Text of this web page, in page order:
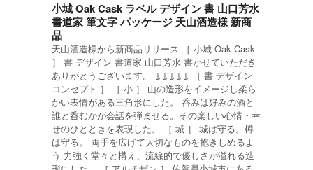
小城 Oak Cask ラベル デザイン 書 山口芳水
書道家 筆文字 パッケージ 天山酒造様 新商
品
天山酒造様から新商品リリース ［ 小城 Oak Cask
］ 書 デザイン 書道家 山口芳水 書かせていただき
ありがとうございます。 ↓↓↓↓↓ ［ 書 デザイン
コンセプト ］ ［ 小 ］ 山の造形をイメージし柔ら
かい表情がある三角形にした。 呑みは好みの酒と
誰と呑むかが会話を弾ませる。その楽しい心情・幸
せのひとときを表現した。 ［ 城 ］ 城は守る。樽
は守る。 両手を広げて大切なものを抱きしめるよ
う 力強く堂々と構え、流線的で優しさが溢れる造